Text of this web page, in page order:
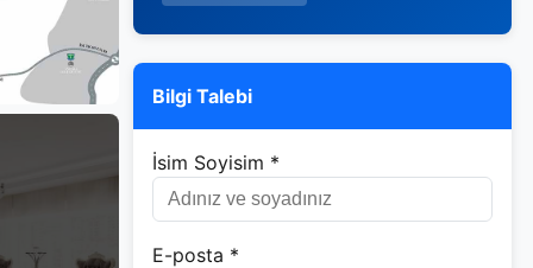
Bilgi Talebi
İsim Soyisim *
E-posta *